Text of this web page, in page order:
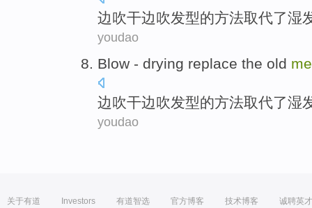
边吹干边吹发型的方法取代了湿
youdao
Blow - drying replace the old
边吹干边吹发型的方法取代了湿
youdao
关于有道 Investors 有道智选 官方博客 技术博客 诚聘英才